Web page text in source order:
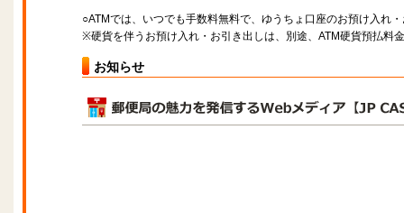
○ATMでは、いつでも手数料無料で、ゆうちょ口座のお預け入れ
※硬貨を伴うお預け入れ・お引き出しは、別途、ATM硬貨預払料
お知らせ